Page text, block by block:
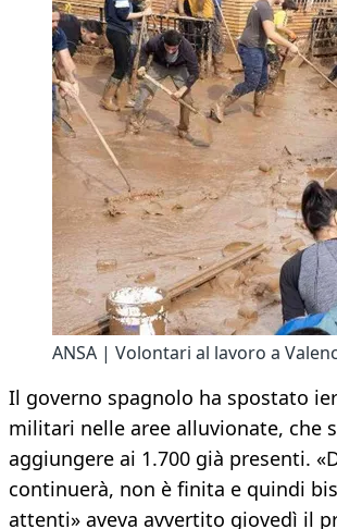
ANSA | Volontari al lavoro a
Il governo spagnolo ha spostato
militari nelle aree alluvionate, che
aggiungere ai 1.700 già presenti.
continuerà, non è finita e quindi
attenti» aveva avvertito giovedì il